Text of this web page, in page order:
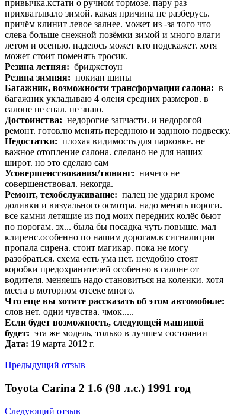
привычка.кстати о ручном тормозе. пару раз
прихватывало зимой. какая причина не разберусь.
причём клинит левое залнее. может из -за того что
слева больше снежной позёмки зимой и много влаги
летом и осенью. надеюсь может кто подскажет. хотя
может стоит поменять тросик.
Резина летняя: бриджстоун
Резина зимняя: нокиан шипы
Багажник, возможности трансформации салона: в
багажник укладываю 4 оленя средних размеров. в
салоне не спал. не знаю.
Достоинства: недорогие запчасти. и недорогой
ремонт. готовлю менять переднюю и заднюю подвеску.
Недостатки: плохая видимость для парковке. не
важное отопление салона. слелано не для наших
широт. но это сделаю сам
Усовершенствования/тюнинг: ничего не
совершенствовал. некогда.
Ремонт, техобслуживание: палец не ударил кроме
доливки и визуального осмотра. надо менять пороги.
все камни летящие из под моих передних колёс бьют
по порогам. эх... была бы посадка чуть повыше. мал
клиренс.особенно по нашим дорогам.в сигналиции
пропала сирена. стоит магикар. пока не могу
разобраться. схема есть ума нет. неудобно стоят
коробки предохранителей особенно в салоне от
водителя. меняешь надо становиться на коленки. хотя
места в моторном отсеке много.
Что еще вы хотите рассказать об этом автомобиле:
слов нет. одни чувства. чмок.....
Если будет возможность, следующей машиной
будет: эта же модель, только в лучшем состоянии
Дата: 19 марта 2012 г.
Предыдущий отзыв
Toyota Carina 2 1.6 (98 л.с.) 1991 год
Следующий отзыв